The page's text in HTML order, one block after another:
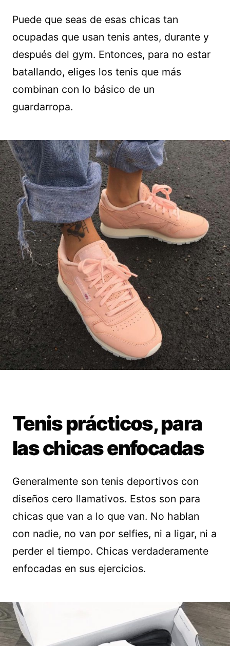
Puede que seas de esas chicas tan
ocupadas que usan tenis antes, durante y
después del gym. Entonces, para no estar
batallando, eliges los tenis que más
combinan con lo básico de un
guardarropa.
Tenis prácticos, para
las chicas enfocadas
Generalmente son tenis deportivos con
diseños cero llamativos. Estos son para
chicas que van a lo que van. No hablan
con nadie, no van por selfies, ni a ligar, ni a
perder el tiempo. Chicas verdaderamente
enfocadas en sus ejercicios.